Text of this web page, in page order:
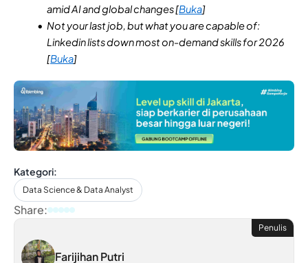
amid AI and global changes [Buka]
Not your last job, but what you are capable of:
Linkedin lists down most on-demand skills for 2026
[Buka]
Kategori:
Data Science & Data Analyst
Share:
Penulis
Farijihan Putri